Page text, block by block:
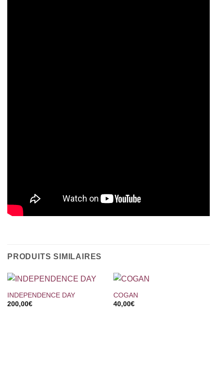
PRODUITS SIMILAIRES
INDEPENDENCE DAY
200,00€
COGAN
40,00€